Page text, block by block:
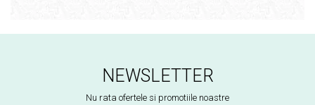
NEWSLETTER
Nu rata ofertele si promotiile noastre